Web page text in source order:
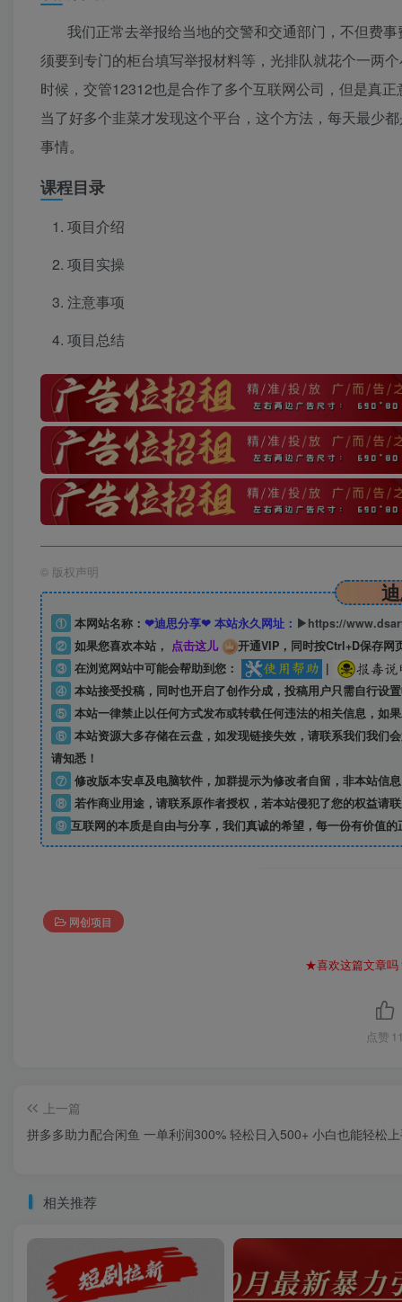
我们正常去举报给当地的交警和交通部门，不但费
须要到专门的柜台填写举报材料等，光排队就花个一两
时候，交管12312也是合作了多个互联网公司，但是真
当了好多个韭菜才发现这个平台，这个方法，每天最少
事情。
课程目录
项目介绍
项目实操
注意事项
项目总结
© 版权声明
① 本网站名称： ❤迪思分享❤ 本站永久网址： ▶https://
② 如果您喜欢本站， 点击这儿
开通VIP，同时按Ctrl+D保存网
③ 在浏览网站中可能会帮助到您：
|
④ 本站接受投稿，同时也开启了创作分成，投稿用户只需自行设
⑤ 本站一律禁止以任何方式发布或转载任何违法的相关信息，如
⑥ 本站资源大多存储在云盘，如发现链接失效，请联系我们我们
请知悉！
⑦ 修改版本安卓及电脑软件，加群提示为修改者自留， 非本站信息
⑧ 若作商业用途，请联系原作者授权，若本站侵犯了您的权益请
⑨ 互联网的本质是自由与分享，我们真诚的希望，每一份有价值
网创项目
★喜欢这篇文章吗
点赞
上一篇
拼多多助力配合闲鱼 一单利润300% 轻松日入500+ 小白也能轻松
相关推荐